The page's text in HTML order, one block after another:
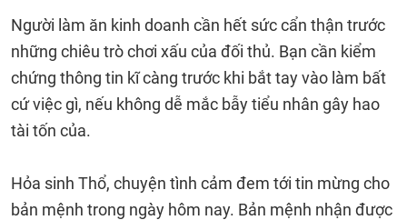
Người làm ăn kinh doanh cần hết sức cẩn thận trước
những chiêu trò chơi xấu của đối thủ. Bạn cần kiểm
chứng thông tin kĩ càng trước khi bắt tay vào làm bất
cứ việc gì, nếu không dễ mắc bẫy tiểu nhân gây hao
tài tốn của.
Hỏa sinh Thổ, chuyện tình cảm đem tới tin mừng cho
bản mệnh trong ngày hôm nay. Bản mệnh nhận được